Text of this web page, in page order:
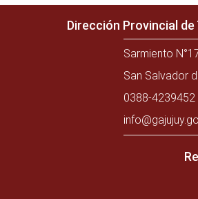
Dirección Provincial
Sarmiento
San Salvador
0388-